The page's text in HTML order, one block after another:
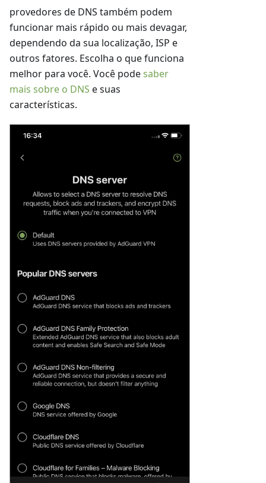
provedores de DNS também podem
funcionar mais rápido ou mais devagar,
dependendo da sua localização, ISP e
outros fatores. Escolha o que funciona
melhor para você. Você podesaber
mais sobre o DNS e suas
características.